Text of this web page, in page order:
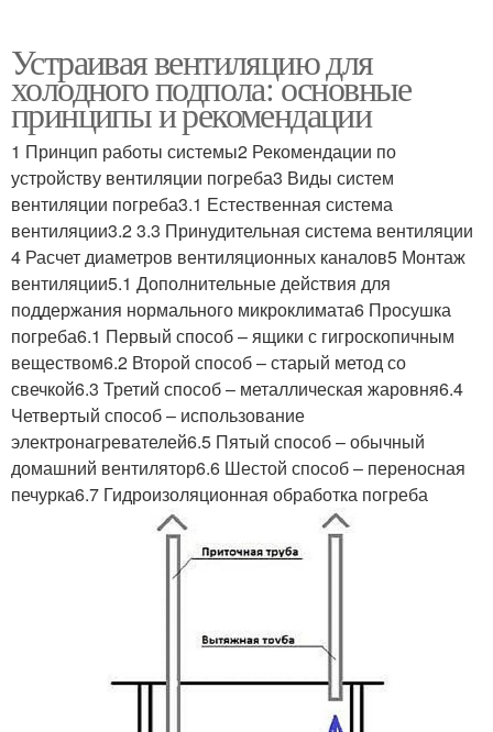
Устраивая вентиляцию для
холодного подпола: основные
принципы и рекомендации
1 Принцип работы системы2 Рекомендации по
устройству вентиляции погреба3 Виды систем
вентиляции погреба3.1 Естественная система
вентиляции3.2 3.3 Принудительная система вентиляции
4 Расчет диаметров вентиляционных каналов5 Монтаж
вентиляции5.1 Дополнительные действия для
поддержания нормального микроклимата6 Просушка
погреба6.1 Первый способ – ящики с гигроскопичным
веществом6.2 Второй способ – старый метод со
свечкой6.3 Третий способ – металлическая жаровня6.4
Четвертый способ – использование
электронагревателей6.5 Пятый способ – обычный
домашний вентилятор6.6 Шестой способ – переносная
печурка6.7 Гидроизоляционная обработка погреба